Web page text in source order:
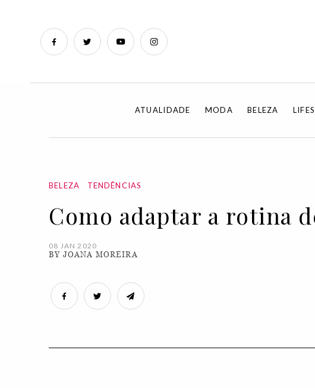
ATUALIDADE MODA BELEZA
BELEZA TENDÊNCIAS
Como adaptar a rotina
08 JAN 2020
BY JOANA MOREIRA